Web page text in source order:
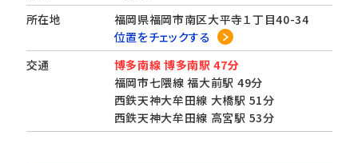
所在地
福岡県福岡市南区大平寺１丁目40-34
位置をチェックする
交通
博多南線 博多南駅 47分
福岡市七隈線 福大前駅 49分
西鉄天神大牟田線 大橋駅 51分
西鉄天神大牟田線 高宮駅 53分